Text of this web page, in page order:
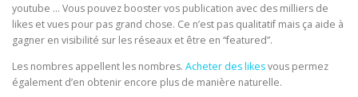
youtube … Vous pouvez booster vos publication avec des milliers de
likes et vues pour pas grand chose. Ce n’est pas qualitatif mais ça aide à
gagner en visibilité sur les réseaux et être en “featured”.
Les nombres appellent les nombres. Acheter des likesvous permez
également d’en obtenir encore plus de manière naturelle.